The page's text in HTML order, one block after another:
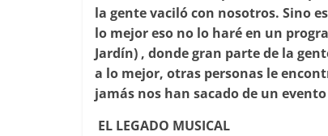
la gente vaciló con nosotros. Sino
lo mejor eso no lo haré en un
Jardín) , donde gran parte de la
a lo mejor, otras personas le
jamás nos han sacado de un
EL LEGADO MUSICAL